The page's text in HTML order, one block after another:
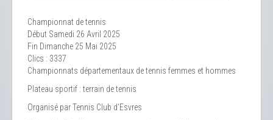
Championnat de tennis
Début Samedi 26 Avril 2025
Fin Dimanche 25 Mai 2025
Clics : 3337
Championnats départementaux de tennis femmes et hommes
Plateau sportif : terrain de tennis
Organisé par Tennis Club d’Esvres